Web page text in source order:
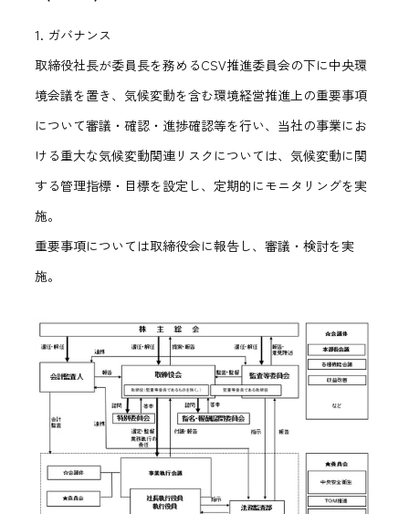
1. ガバナンス
取締役社長が委員長を務めるCSV推進委員会の下に中央環
境会議を置き、気候変動を含む環境経営推進上の重要事項
について審議・確認・進捗確認等を行い、当社の事業にお
ける重大な気候変動関連リスクについては、気候変動に関
する管理指標・目標を設定し、定期的にモニタリングを実
施。
重要事項については取締役会に報告し、審議・検討を実
施。